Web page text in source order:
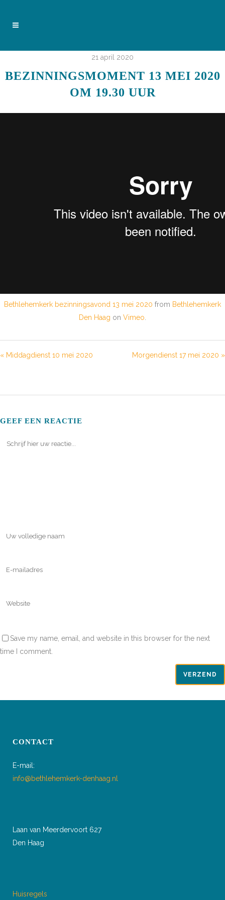
21 april 2020
BEZINNINGSMOMENT 13 MEI 2020
OM 19.30 UUR
Bethlehemkerk bezinningsavond 13 mei 2020 from Bethlehemkerk
Den Haag on Vimeo
« Middagdienst 10 mei 2020 Morgendienst 17 mei 2020 »
GEEF EEN REACTIE
Save my name, email, and website in this browser for the next
time I comment.
CONTACT
E-mail:
info@bethlehemkerk-denhaag.nl
Laan van Meerdervoort 627
Den Haag
Huisregels